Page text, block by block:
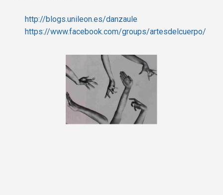
http://blogs.unileon.es/danzaule
https://www.facebook.com/groups/artesdelcuerpo/